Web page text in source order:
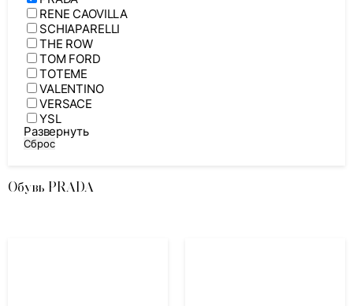
RENE CAOVILLA
SCHIAPARELLI
THE ROW
TOM FORD
TOTEME
VALENTINO
VERSACE
YSL
Развернуть
Сброс
Обувь PRADA